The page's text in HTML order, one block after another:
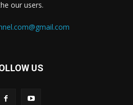
our users.
US